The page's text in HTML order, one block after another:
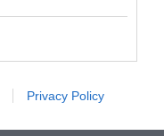
Privacy Policy